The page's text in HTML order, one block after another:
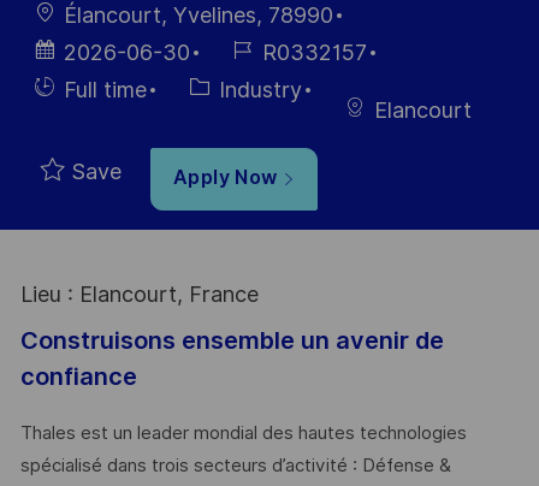
LocationÉlancourt, Yvelines, 78990
Posted
Date
2026-06-30
Job
Id
R0332157
HiringFull time Category
Industry
Elancourt
Save Apply Now
Lieu : Elancourt, France
Construisons ensemble un avenir de
confiance
Thales est un leader mondial des hautes technologies
spécialisé dans trois secteurs d’activité : Défense &